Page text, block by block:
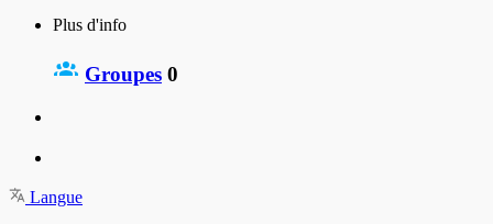
Plus d'info
Groupes 0
Langue